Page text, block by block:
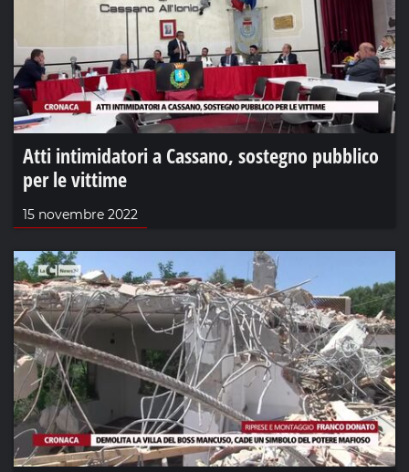
Atti intimidatori a Cassano, sostegno pubblico
per le vittime
15 novembre 2022